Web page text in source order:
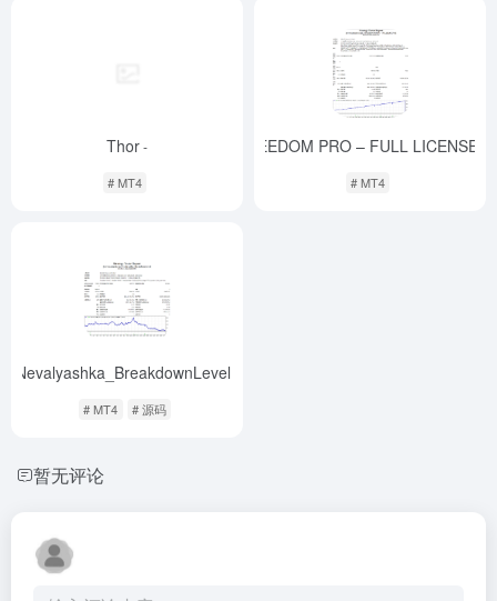
Thor-
# MT4
EA FREEDOM PRO – FULL LICENSE
# MT4
Nevalyashka_BreakdownLevel
# MT4 # 源码
暂无评论